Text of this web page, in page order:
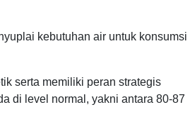
kebutuhan air untuk konsumsi
serta memiliki peran strategis
di level normal, yakni antara 80-87